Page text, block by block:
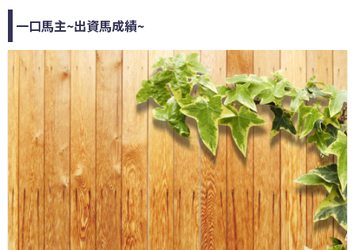
一口馬主~出資馬成績~